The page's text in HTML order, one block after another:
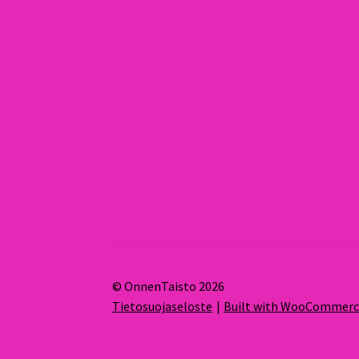
© OnnenTaisto 2026
Tietosuojaseloste
Built with